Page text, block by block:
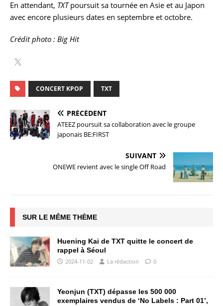
En attendant, TXTpoursuit sa tournée en Asie et au Japon
avec encore plusieurs dates en septembre et octobre.
Crédit photo : Big Hit
CONCERT KPOP TXT
PRÉCÉDENT
ATEEZ poursuit sa collaboration avec le groupe
japonais BE:FIRST
SUIVANT
ONEWE revient avec le single Off Road
SUR LE MÊME THÈME
Huening Kai de TXT quitte le concert de
rappel à Séoul
2024-11-02 La rédaction 0
Yeonjun (TXT) dépasse les 500 000
exemplaires vendus de ‘No Labels : Part 01’,